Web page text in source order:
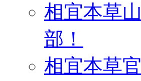
相宜本草
部！
相宜本草